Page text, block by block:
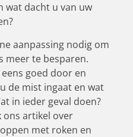
wat dacht u van uw
aanpassing nodig om
meer te besparen.
eens goed door en
de mist ingaat en wat
in ieder geval doen?
ons artikel over
met roken en